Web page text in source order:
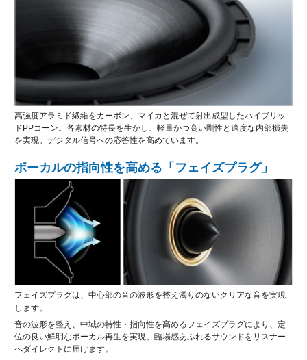
高強度アラミド繊維をカーボン、マイカと混ぜて射出成型したハイブリッ
ドPPコーン。各素材の特長を生かし、軽量かつ高い剛性と適度な内部損失
を実現。デジタル信号への応答性を高めています。
ボーカルの指向性を高める「フェイズプラグ」
フェイズプラグは、中心部の音の波形を整え濁りのないクリアな音を実現
します。
音の波形を整え、中域の特性・指向性を高めるフェイズプラグにより、定
位の良い鮮明なボーカル再生を実現。臨場感あふれるサウンドをリスナー
へダイレクトに届けます。